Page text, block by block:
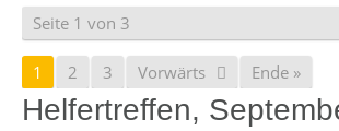
Seite 1 von 3
1 2 3 Vorwärts Ende »
Helfertreffen,